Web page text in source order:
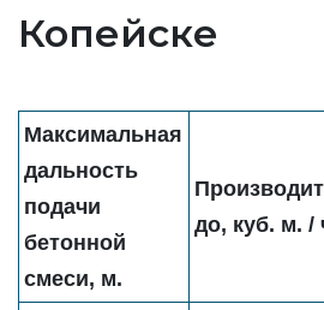
Копейске
Максимальная
дальность
подачи
бетонной
смеси, м.
до, куб. м. /